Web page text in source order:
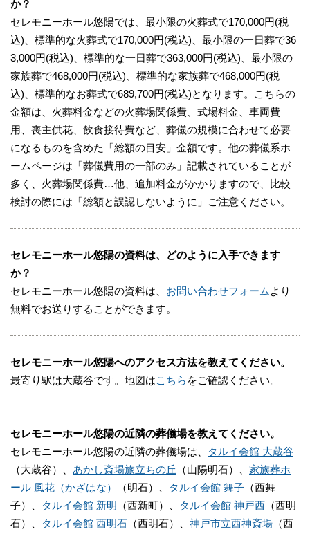
セレモニーホール悠陽周辺の火葬場としては「神戸市
立西神斎場」があります。
セレモニーホール悠陽の安置施設について
自宅で安置できない場合、セレモニーホール悠陽の霊
安室で遺体の安置が可能 です。
病院や介護施設等でお亡くなりの場合、寝台車による
搬送サービスもご利用いただけます。
親族控え室がございますので、付き添い安置も可能で
す。
※掲載情報は、葬儀事業者の公式サイトなど、一般公
ださい。
か？
セレモニーホール悠陽では、最小限の火葬式で170,000円(税
込)、標準的な火葬式で170,000円(税込)、最小限の一日葬で36
3,000円(税込)、標準的な一日葬で363,000円(税込)、最小限の
家族葬で468,000円(税込)、標準的な家族葬で468,000円(税
込)、標準的なお葬式で689,700円(税込)となります。こちらの
金額は、火葬料金などの火葬場関係費、式場料金、車両費
用、喪主供花、飲食接待費など、葬儀の規模に合わせて必要
になるものを含めた「総額の目安」金額です。他の葬儀系ホ
ームページは「葬儀費用の一部のみ」記載されていることが
多く、火葬場関係費…他、追加料金がかかりますので、比較
検討の際には「総額と誤認しないように」ご注意ください。
セレモニーホール悠陽の資料は、どのように入手できます
か？
セレモニーホール悠陽の資料は、 お問い合わせフォーム より
無料でお送りすることができます。
セレモニーホール悠陽へのアクセス方法を教えてください。
最寄り駅は大蔵谷です。地図はこちら をご確認ください。
セレモニーホール悠陽の近隣の葬儀場を教えてください。
セレモニーホール悠陽の近隣の葬儀場は、
タルイ会館 大蔵谷
（大蔵谷）、 あかし斎場旅立ちの丘 （山陽明石）、 家族葬ホ
ール 風花（かざはな）
（明石）、 タルイ会館 舞子 （西舞
子）、
タルイ会館 新明 （西新町）、 タルイ会館 神戸西 （西明
石）、
タルイ会館 西明石 （西明石）、 神戸市立西神斎場 （西